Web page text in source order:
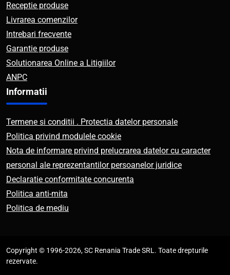
Receptie produse
Livrarea comenzilor
Intrebari frecvente
Garantie produse
Solutionarea Online a Litigiilor
ANPC
Informatii
Termene si conditii . Protectia datelor personale
Politica privind modulele cookie
Nota de informare privind prelucrarea datelor cu caracter
personal ale reprezentantilor persoanelor juridice
Declaratie conformitate concurenta
Politica anti-mita
Politica de mediu
Copyright © 1996-2026, SC Renania Trade SRL. Toate drepturile
rezervate.